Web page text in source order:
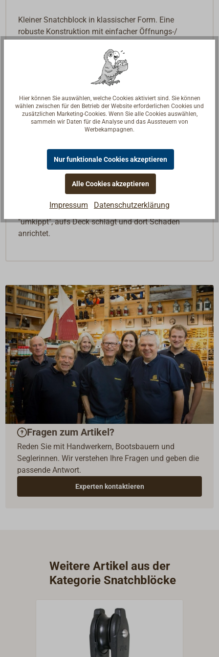
Kleiner Snatchblock in klassischer Form. Eine
robuste Konstruktion mit einfacher Öffnungs-/
Der Wirbel-Schnappschäkel ist aus rostfreiem Stahl
in Marinequalität gefertigt, um eine lange
Lebensdauer zu gewährleisten.
Das Gehäuse ist aus anthrazitfarbenem Nylon
hergestellt, die Seilscheibe aus weißem Acetal-
Kunststoff mit Messing-Gleitlagerbuchse.
Die maximale Arbeitslast darf auf keinen Fall mehr
als 50% der Bruchlast (BRL) betragen.
Bei der Verwendung eines Snatchblocks an der
befestigt werden, um zu verhindern, dass der Block
"umkippt", aufs Deck schlägt und dort Schaden
anrichtet.
Fragen zum Artikel?
Reden Sie mit Handwerkern, Bootsbauern und
Seglerinnen. Wir verstehen Ihre Fragen und geben die
passende Antwort.
Experten kontaktieren
Weitere Artikel aus der
Kategorie Snatchblöcke
Hier können Sie auswählen, welche Cookies aktiviert sind. Sie können
wählen zwischen für den Betrieb der Website erforderlichen Cookies und
zusätzlichen Marketing-Cookies. Wenn Sie alle Cookies auswählen,
sammeln wir Daten für die Analyse und das Aussteuern von
Werbekampagnen.
Nur funktionale Cookies akzeptieren
Alle Cookies akzeptieren
Impressum Datenschutzerklärung